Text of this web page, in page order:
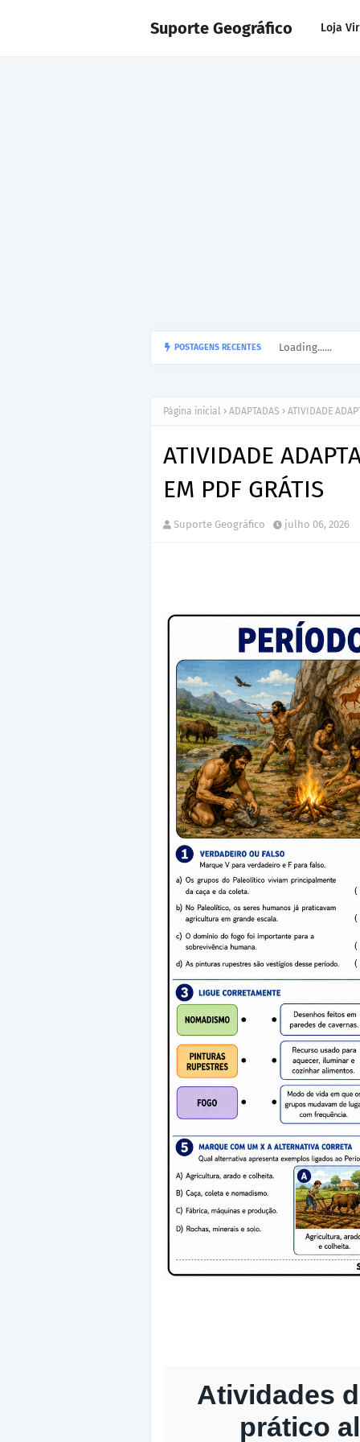
Suporte Geográfico Loja
POSTAGENS RECENTES Loading......
Página inicial ADAPTADAS ATIVIDADE
ATIVIDADE
EM PDF GRÁTIS
Suporte Geográfico julho 06, 2026
Atividades
prático